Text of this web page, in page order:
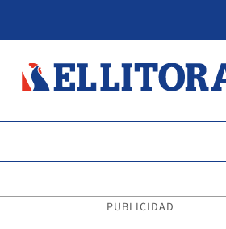
PUBLICIDAD